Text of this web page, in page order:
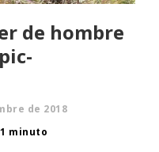
de hombre
de 2018
minuto